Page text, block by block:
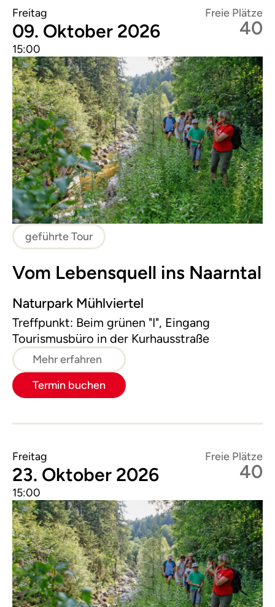
Freitag
09. Oktober 2026
15:00
Freie Plätze
40
geführte Tour
Vom Lebensquell ins Naarntal
Naturpark Mühlviertel
Treffpunkt: Beim grünen "I", Eingang
Tourismusbüro in der Kurhausstraße
Mehr erfahren
Termin buchen
Freitag
23. Oktober 2026
15:00
Freie Plätze
40